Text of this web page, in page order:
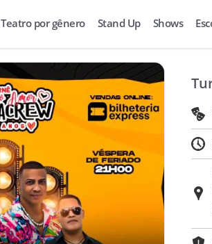
Teatro por gênero Stand Up Shows